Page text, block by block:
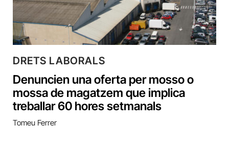
DRETS LABORALS
Denuncien una oferta per mosso o
mossa de magatzem que implica
treballar 60 hores setmanals
Tomeu Ferrer